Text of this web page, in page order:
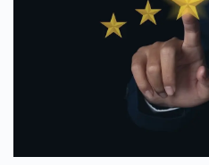
de l’année 2026.